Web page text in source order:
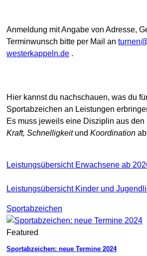
Anmeldung mit Angabe von Adresse,
Terminwunsch bitte per Mail an
westerkappeln.de .
Hier kannst du nachschauen, was du
Sportabzeichen an Leistungen
Es muss jeweils eine Disziplin aus den
Kraft, Schnelligkeitund Koordination
Leistungsübersicht Erwachsene ab
Leistungsübersicht Kinder und
Sportabzeichen
Featured
Sportabzeichen: neue Termine 2024